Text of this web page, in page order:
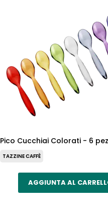
Pico Cucchiai Colorati - 6
TAZZINE CAFFÈ
AGGIUNTA AL